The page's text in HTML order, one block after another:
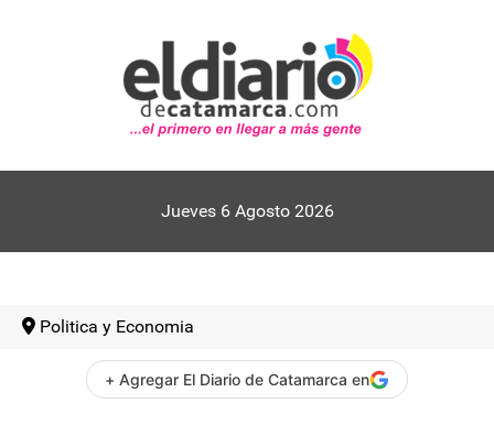
Jueves 6 Agosto 2026
Politica y Economia
+ Agregar El Diario de Catamarca en